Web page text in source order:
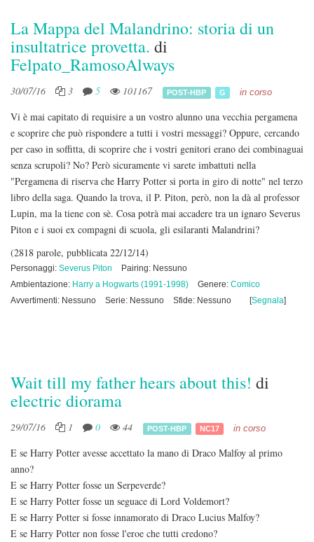
La Mappa del Malandrino: storia di un
insultatrice provetta. di
Felpato_RamosoAlways
30/07/16 3 5 101167 POST-HBP G in corso
Vi è mai capitato di requisire a un vostro alunno una vecchia pergamena
e scoprire che può rispondere a tutti i vostri messaggi? Oppure, cercando
per caso in soffitta, di scoprire che i vostri genitori erano dei combinaguai
senza scrupoli? No? Però sicuramente vi sarete imbattuti nella
"Pergamena di riserva che Harry Potter si porta in giro di notte" nel terzo
libro della saga. Quando la trova, il P. Piton, però, non la dà al professor
Lupin, ma la tiene con sè. Cosa potrà mai accadere tra un ignaro Severus
Piton e i suoi ex compagni di scuola, gli esilaranti Malandrini?
(2818 parole, pubblicata 22/12/14)
Personaggi: Severus Piton
Pairing: Nessuno
Ambientazione: Harry a Hogwarts (1991-1998) Genere: Comico
Avvertimenti: Nessuno
Serie: Nessuno Sfide: Nessuno [Segnala]
Wait till my father hears about this! di
electric diorama
29/07/16 1 0 44 POST-HBP NC17 in corso
E se Harry Potter avesse accettato la mano di Draco Malfoy al primo
anno?
E se Harry Potter fosse un Serpeverde?
E se Harry Potter fosse un seguace di Lord Voldemort?
E se Harry Potter si fosse innamorato di Draco Lucius Malfoy?
E se Harry Potter non fosse l'eroe che tutti credono?